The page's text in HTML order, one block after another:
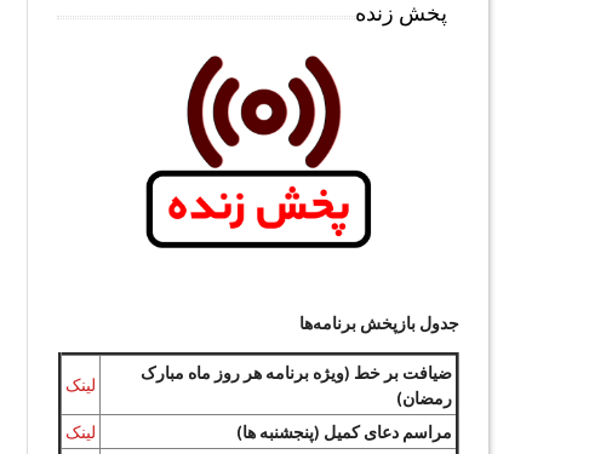
پخش زنده
جدول بازپخش برنامه‌ها
ضیافت بر خط (ویژه برنامه هر روز ماه مبارک
رمضان)
لینک
مراسم دعای کمیل (پنجشنبه ها)
لینک